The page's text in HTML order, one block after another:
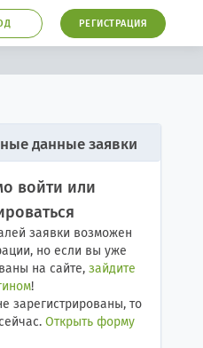
РЕГИСТРАЦИЯ
данные заявки
войти или
заявки возможен
но если вы уже
на сайте, зайдите
!
зарегистрированы, то
Открыть форму